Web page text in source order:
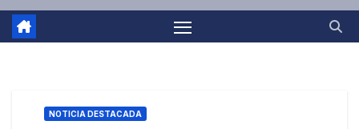
NOTICIA DESTACADA